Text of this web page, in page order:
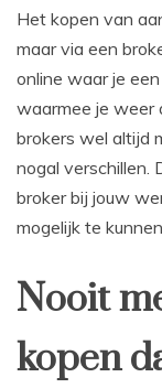
Het kopen van
maar via een
online waar je
waarmee je weer
brokers wel altijd
nogal verschillen.
broker bij jouw
mogelijk te
Nooit
kopen